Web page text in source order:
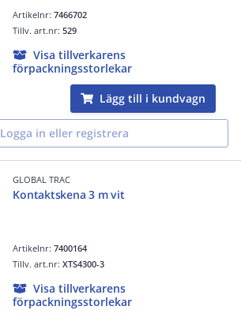
Artikelnr:7466702
Tillv. art.nr:529
Visa tillverkarens
förpackningsstorlekar
Lägg till i kundvagn
Logga in eller registrera
GLOBAL TRAC
Kontaktskena 3 m vit
Artikelnr:7400164
Tillv. art.nr:XTS4300-3
Visa tillverkarens
förpackningsstorlekar